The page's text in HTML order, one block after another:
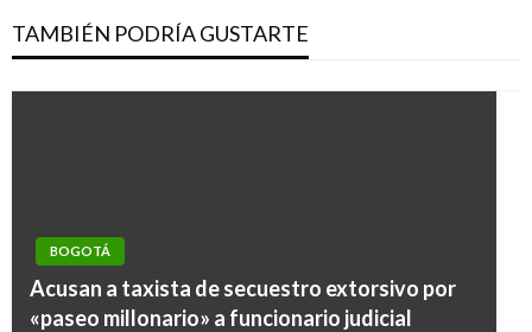
TAMBIÉN PODRÍA GUSTARTE
BOGOTÁ
Acusan a taxista de secuestro extorsivo por
«paseo millonario» a funcionario judicial